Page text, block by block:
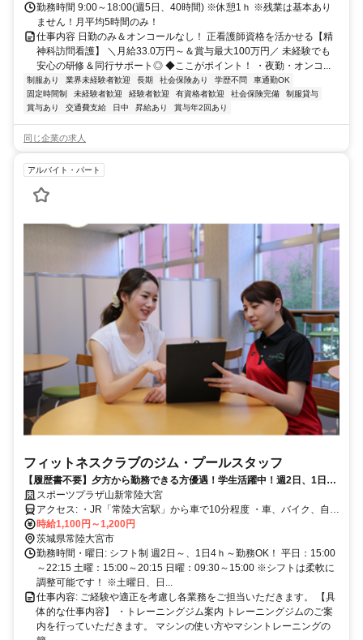
勤務時間 9:00～18:00(週5日、40時間) ※休憩1ｈ ※残業は基本あり
ません！月平均5時間のみ！
仕事内容 日勤のみ＆オンコールなし！ 正看護師資格を活かせる【精
神科訪問看護】 ＼月給33.0万円～＆賞与最大100万円／ 未経験でも
安心の研修＆同行サポート◎ ◆ここがポイント！ ・夜勤・オンコ...
制服あり 業界未経験者歓迎 長期 社会保険あり 学歴不問
車通勤OK
固定時間制
未経験者歓迎 経験者歓迎 有資格者歓迎 社会保険完備
制服貸与
賞与あり
交通費支給 日中 昇給あり 賞与年2回あり
同じ企業の求人
アルバイト・パート
フィットネスクラブのジム・プールスタッフ
【履歴書不要】夕方から勤務できる方優遇！学生活躍中！週2日、1日
4h〜勤務可能！未経験スタートでOK！施設を無料で利用できちゃいま
す♪
スポーツプラザ山新常陸大宮
アクセス: ・JR「常陸大宮駅」から車で10分程度 ・車、バイク、自転
車通勤OK！
時給1,100円～1,200円
茨城県常陸大宮市
勤務時間・曜日: シフト制 週2日～、1日4ｈ～勤務OK！ 平日：15:00
～22:15 土曜：15:00～20:15 日曜：09:30～15:00 ※シフトは柔軟に
調整可能です！ ※土曜日、日...
仕事内容: ご経験や適正を考慮し各業務をご担当いただきます。 【具
体的な仕事内容】 ・トレーニングジム案内 トレーニングジムのご案
内を行っていただきます。 マシンの使い方やマシントレーニングの